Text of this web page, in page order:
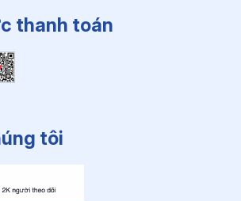
thanh toán
tôi